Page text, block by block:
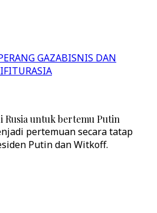
GAZABISNIS DAN
FITURASIA
Rusia untuk bertemu Putin
pertemuan secara tatap
Putin dan Witkoff.